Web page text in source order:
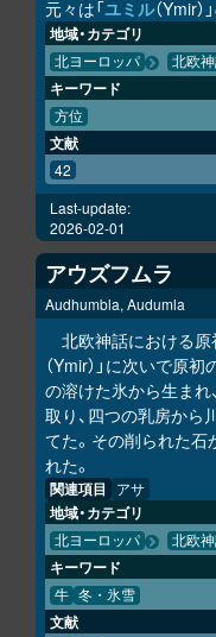
元々は「ユミル（Ymir
地域・カテゴリ
北ヨーロッパ 北欧
キーワード
方位
文献
42
Last-update:
2026-02-01
アウズフムラ
Audhumbla, Audumla
北欧神話における原
（Ymir）」に次いで原
の溶けた氷から生まれ
取り、四つの乳房か
てた。その削られた石
れた。
関連項目 アサ
地域・カテゴリ
北ヨーロッパ 北欧
キーワード
牛 冬・氷雪
文献